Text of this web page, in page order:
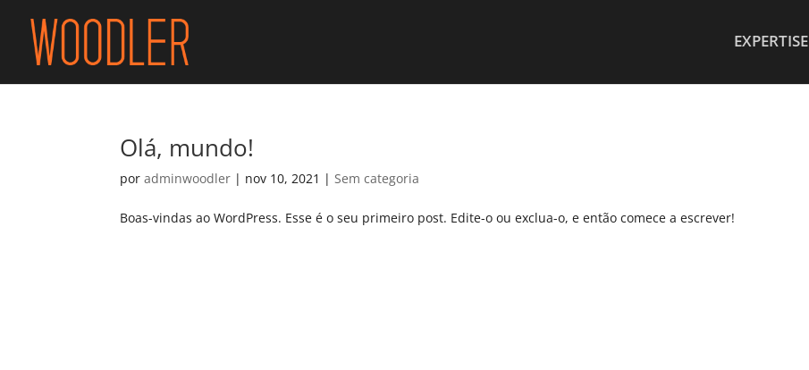
EXPERTISE
Olá, mundo!
poradminwoodler | nov 10, 2021 |Sem categoria
Boas-vindas ao WordPress. Esse é o seu primeiro post. Edite-o ou exclua-o, e então comece a escrever!